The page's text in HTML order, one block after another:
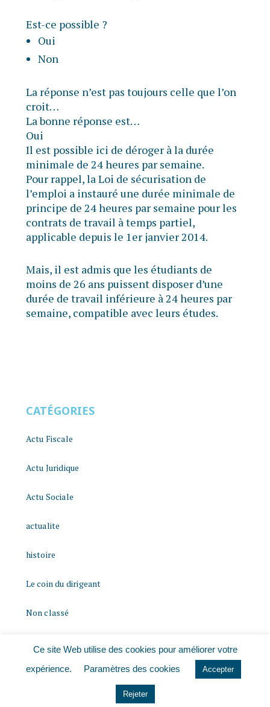
Est-ce possible ?
Oui
Non
La réponse n’est pas toujours celle que l’on
croit…
La bonne réponse est…
Oui
Il est possible ici de déroger à la durée
minimale de 24 heures par semaine.
Pour rappel, la Loi de sécurisation de
l’emploi a instauré une durée minimale de
principe de 24 heures par semaine pour les
contrats de travail à temps partiel,
applicable depuis le 1er janvier 2014.
Mais, il est admis que les étudiants de
moins de 26 ans puissent disposer d’une
durée de travail inférieure à 24 heures par
semaine, compatible avec leurs études.
CATÉGORIES
Actu Fiscale
Actu Juridique
Actu Sociale
actualite
histoire
Le coin du dirigeant
Non classé
Ce site Web utilise des cookies pour améliorer votre
expérience.
Paramètres des cookies Accepter
Rejeter